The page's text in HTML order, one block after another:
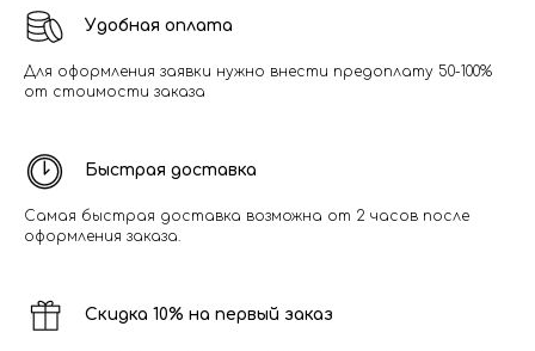
Удобная оплата
Для оформления заявки нужно внести предоплату 50-100%
от стоимости заказа
Быстрая доставка
Самая быстрая доставка возможна от 2 часов после
оформления заказа.
Скидка 10% на первый заказ